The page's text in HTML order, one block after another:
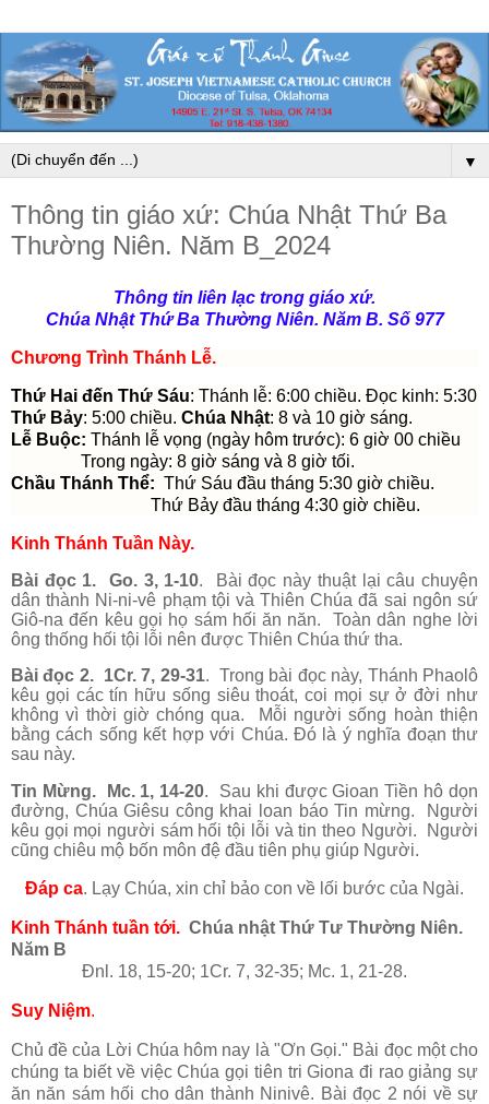
▼
Thông tin giáo xứ: Chúa Nhật Thứ Ba
Thường Niên. Năm B_2024
Thông tin liên lạc trong giáo xứ.
Chúa Nhật Thứ Ba Thường Niên. Năm B. Số 977
Chương Trình Thánh Lễ.
Thứ Hai đến Thứ Sáu: Thánh lễ: 6:00 chiều. Đọc kinh: 5:30
Thứ Bảy: 5:00 chiều. Chúa Nhật: 8 và 10 giờ sáng.
Lễ Buộc: Thánh lễ vọng (ngày hôm trước): 6 giờ 00 chiều
Trong ngày: 8 giờ sáng và 8 giờ tối.
Chầu Thánh Thể: Thứ Sáu đầu tháng 5:30 giờ chiều.
Thứ Bảy đầu tháng 4:30 giờ chiều.
Kinh Thánh Tuần Này.
Bài đọc 1. Go. 3, 1-10. Bài đọc này thuật lại câu chuyện
dân thành Ni-ni-vê phạm tội và Thiên Chúa đã sai ngôn sứ
Giô-na đến kêu gọi họ sám hối ăn năn. Toàn dân nghe lời
ông thống hối tội lỗi nên được Thiên Chúa thứ tha.
Bài đọc 2. 1Cr. 7, 29-31. Trong bài đọc này, Thánh Phaolô
kêu gọi các tín hữu sống siêu thoát, coi mọi sự ở đời như
không vì thời giờ chóng qua. Mỗi người sống hoàn thiện
bằng cách sống kết hợp với Chúa. Đó là ý nghĩa đoạn thư
sau này.
Tin Mừng. Mc. 1, 14-20. Sau khi được Gioan Tiền hô dọn
đường, Chúa Giêsu công khai loan báo Tin mừng. Người
kêu gọi mọi người sám hối tội lỗi và tin theo Người. Người
cũng chiêu mộ bốn môn đệ đầu tiên phụ giúp Người.
Đáp ca. Lạy Chúa, xin chỉ bảo con về lối bước của Ngài.
Kinh Thánh tuần tới. Chúa nhật Thứ Tư Thường Niên.
Năm B
Đnl. 18, 15-20; 1Cr. 7, 32-35; Mc. 1, 21-28.
Suy Niệm.
Chủ đề của Lời Chúa hôm nay là "Ơn Gọi." Bài đọc một cho
chúng ta biết về việc Chúa gọi tiên tri Giona đi rao giảng sự
ăn năn sám hối cho dân thành Ninivê. Bài đọc 2 nói về sự